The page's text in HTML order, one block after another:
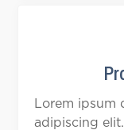
Lorem ipsum
adipiscing